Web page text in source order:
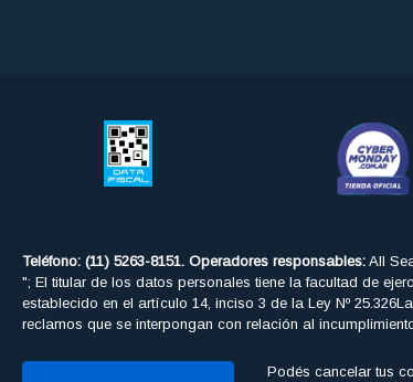
Teléfono: (11) 5263-8151. Operadores responsables: All
"; El titular de los datos personales tiene la facultad de
establecido en el artículo 14, inciso 3 de la Ley Nº
reclamos que se interpongan con relación al
Podés cancelar tus